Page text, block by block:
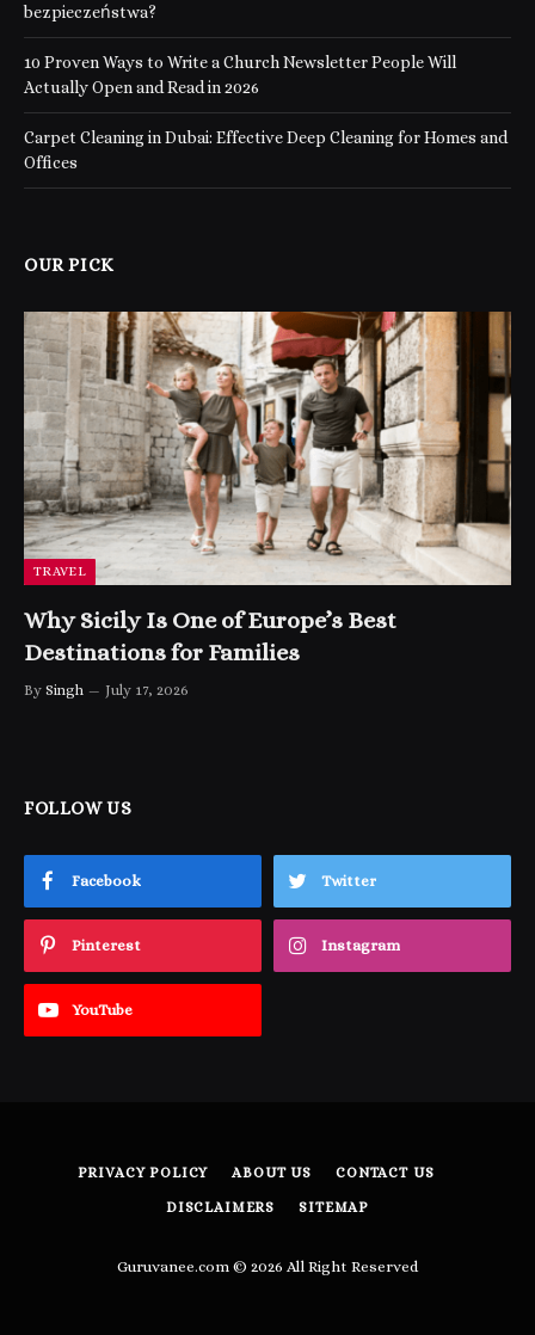
bezpieczeństwa?
10 Proven Ways to Write a Church Newsletter People Will
Actually Open and Read in 2026
Carpet Cleaning in Dubai: Effective Deep Cleaning for Homes and
Offices
OUR PICK
TRAVEL
Why Sicily Is One of Europe’s Best
Destinations for Families
By Singh July 17, 2026
FOLLOW US
Facebook Twitter
Pinterest Instagram
YouTube
PRIVACY POLICY ABOUT US CONTACT US
DISCLAIMERS SITEMAP
Guruvanee.com © 2026 All Right Reserved